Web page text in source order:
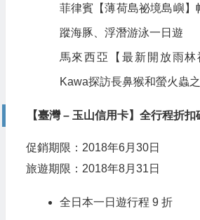
菲律賓【薄荷島祕境島嶼】
蹤海豚、浮潛游泳一日遊
馬來西亞【最新開放雨林
Kawa探訪長鼻猴和螢火蟲
【臺灣 – 玉山信用卡】全行程折扣
促銷期限：2018年6月30日
旅遊期限：2018年8月31日
全日本一日遊行程 9 折